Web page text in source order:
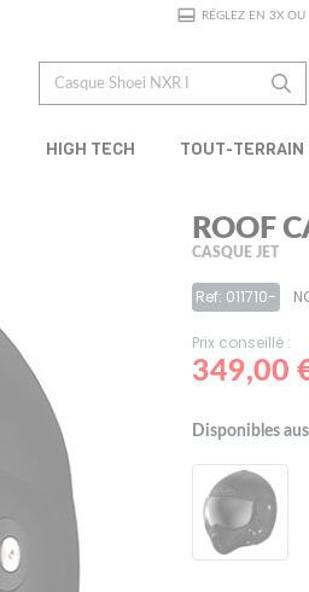
RÉGLEZ EN 3X
HIGH TECH TOUT-TERRAIN
ROOF
CASQUE JET
Ref: 011710-
Prix conseillé :
349,00
Disponibles